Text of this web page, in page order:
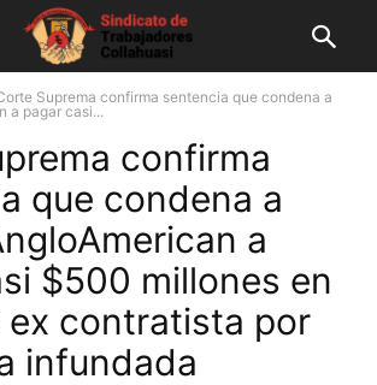
Suprema confirma sentencia que condena a
a pagar casi...
confirma
que condena a
a
$500 millones en
ex contratista por
infundada